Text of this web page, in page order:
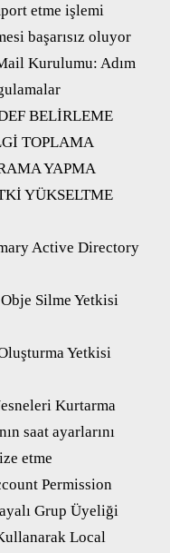
etme işlemi
başarısız oluyor
Kurulumu: Adım
BELİRLEME
TOPLAMA
YAPMA
YÜKSELTME
Active Directory
Silme Yetkisi
Yetkisi
Kurtarma
saat ayarlarını
etme
Permission
Grup Üyeliği
Local